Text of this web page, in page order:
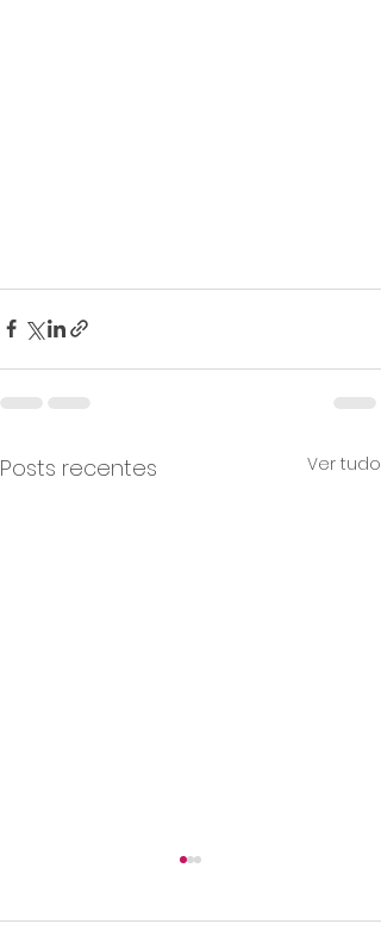
Posts recentes Ver tudo